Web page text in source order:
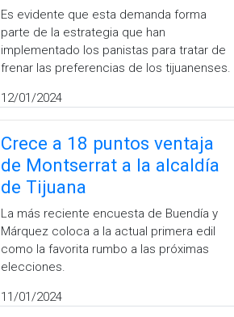
Es evidente que esta demanda forma
parte de la estrategia que han
implementado los panistas para tratar de
frenar las preferencias de los tijuanenses.
12/01/2024
Crece a 18 puntos ventaja
de Montserrat a la alcaldía
de Tijuana
La más reciente encuesta de Buendía y
Márquez coloca a la actual primera edil
como la favorita rumbo a las próximas
elecciones.
11/01/2024